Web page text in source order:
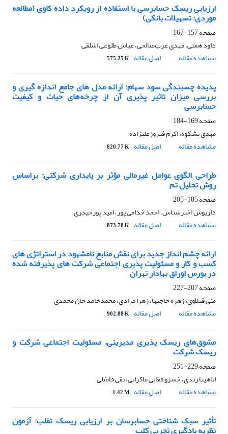
ارزیابی ریسک حسابرسی با استفاده از رویکرد داده کاوی (مطالعه
موردی: تسهیلات بانکی)
صفحه157-167
داود همتی، مهدی عرب‌صالحی، عباس طلوعی اشلقی
مشاهده مقاله
اصل مقاله 575.25 K
پدیده چسبندگی سود سهام: ارائه مدل های جامع اندازه گیری و
بررسی میزان تاثیر پذیری آن از چرخه‌های حیات و کیفیت
حسابرسی
صفحه169-184
مهدی بشکوه، اکرم فیروزعلیزاده
مشاهده مقاله
اصل مقاله 820.77 K
طراحی الگوی عوامل غیرمالی مؤثر بر پایداری شرکتی: براساس
روش تحلیل تم
صفحه185-205
داریوش اخترشناس، احمد خدامی پور، امید پورحیدری
مشاهده مقاله
اصل مقاله 873.78 K
ارائه چشم انداز جدید برای نقش منابع نامشهود در استراتژی های
کسب و کار و مسئولیت پذیری اجتماعی شرکت های پذیرفته شده
در بورس اوراق بهادار تهران
صفحه207-227
منی قیلاوی، زهره حاجیها، زهرا مرادی، محمدحامد خان محمدی
مشاهده مقاله
اصل مقاله 902.88 K
مشوق‌های ریسک پذیری مدیریتی، مسئولیت اجتماعی شرکت و
ریسک شرکت
صفحه229-251
اناهیتا زندی، خسرو فغانی ماکرانی، نقی فاضلی
مشاهده مقاله
اصل مقاله 1.42 M
تأثیر سبک شناختی حسابرسان بر ارزیابی ریسک تقلب: آزمون
نظریه یادگیری تجربی کلب